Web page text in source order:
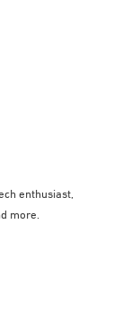
enthusiast,
more.